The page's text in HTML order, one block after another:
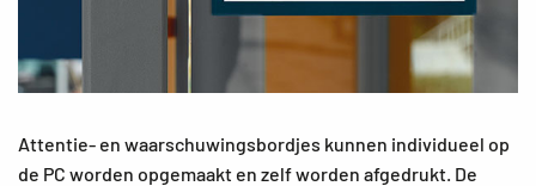
Attentie- en waarschuwingsbordjes kunnen individueel op
de PC worden opgemaakt en zelf worden afgedrukt. De